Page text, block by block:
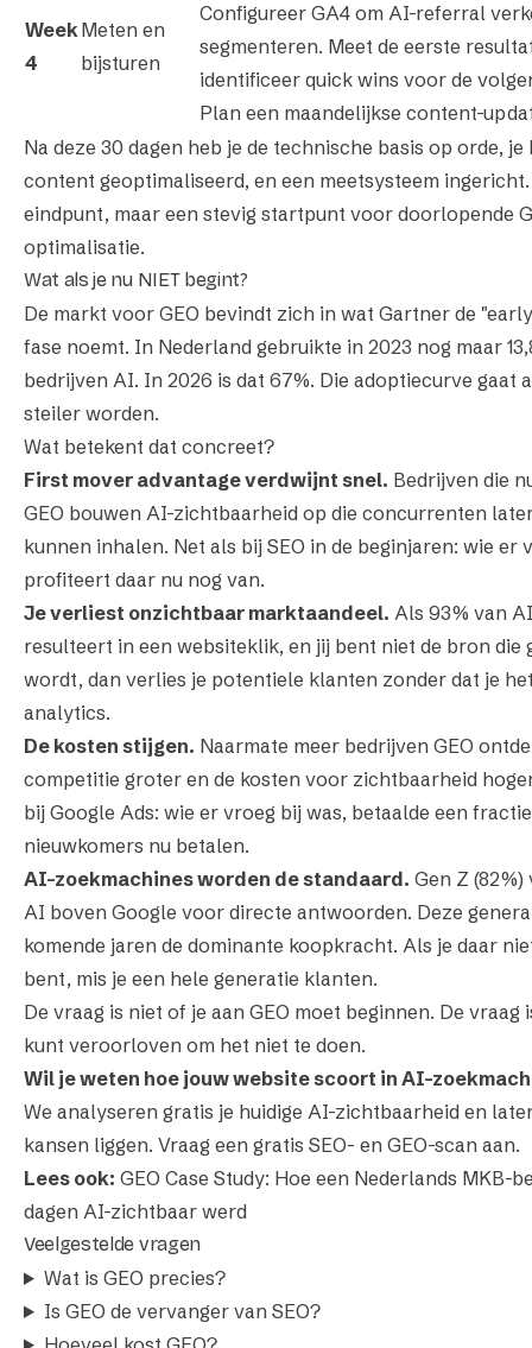
Week
4
Meten en
bijsturen
Configureer GA4 om AI-referral
segmenteren. Meet de eerste
identificeer quick wins voor de
Plan een maandelijkse content-
Na deze 30 dagen heb je de technische basis op orde,
content geoptimaliseerd, en een meetsysteem
eindpunt, maar een stevig startpunt voor doorlopende
optimalisatie.
Wat als je nu NIET begint?
De markt voor GEO bevindt zich in wat Gartner de
fase noemt. In Nederland gebruikte in 2023 nog maar
bedrijven AI. In 2026 is dat 67%. Die adoptiecurve gaat
steiler worden.
Wat betekent dat concreet?
First mover advantage verdwijnt snel. Bedrijven die
GEO bouwen AI-zichtbaarheid op die concurrenten
kunnen inhalen. Net als bij SEO in de beginjaren: wie er
profiteert daar nu nog van.
Je verliest onzichtbaar marktaandeel. Als 93% van
resulteert in een websiteklik, en jij bent niet de bron die
wordt, dan verlies je potentiele klanten zonder dat je
analytics.
De kosten stijgen. Naarmate meer bedrijven GEO
competitie groter en de kosten voor zichtbaarheid
bij Google Ads: wie er vroeg bij was, betaalde een
nieuwkomers nu betalen.
AI-zoekmachines worden de standaard. Gen Z
AI boven Google voor directe antwoorden. Deze
komende jaren de dominante koopkracht. Als je daar
bent, mis je een hele generatie klanten.
De vraag is niet of je aan GEO moet beginnen. De vraag
kunt veroorloven om het niet te doen.
Wil je weten hoe jouw website scoort in AI-
We analyseren gratis je huidige AI-zichtbaarheid en
kansen liggen. Vraag een gratis SEO- en GEO-scan aan.
Lees ook: GEO Case Study: Hoe een Nederlands MKB-
dagen AI-zichtbaar werd
Veelgestelde vragen
Wat is GEO precies?
Is GEO de vervanger van SEO?